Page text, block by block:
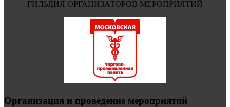
ГИЛЬДИЯ ОРГАНИЗАТОРОВ МЕРОПРИЯТИЙ
Организация и проведение мероприятий